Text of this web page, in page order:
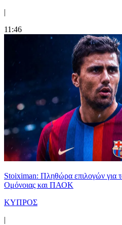
|
11:46
Stoiximan: Πληθώρα επιλογών για
Ομόνοιας και ΠΑΟΚ
ΚΥΠΡΟΣ
|